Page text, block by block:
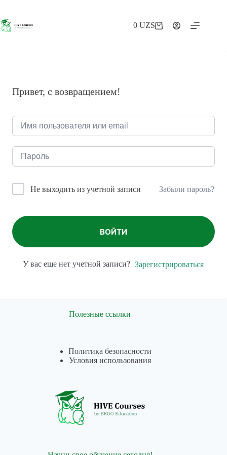
сути
Корзина
0UZS
Привет, с возвращением!
Не выходить из учетной записи Забыли пароль?
ВОЙТИ
У вас еще нет учетной записи? Зарегистрироваться
Полезные ссылки
Политика безопасности
Условия использования